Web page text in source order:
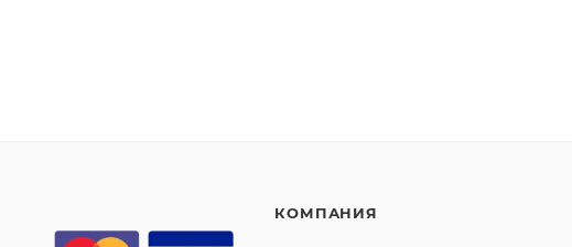
КОМПАНИЯ